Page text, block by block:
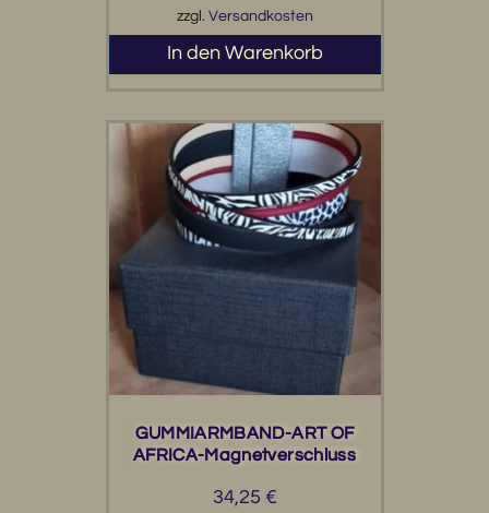
zzgl. Versandkosten
In den Warenkorb
GUMMIARMBAND-ART OF
AFRICA-Magnetverschluss
34,25 €